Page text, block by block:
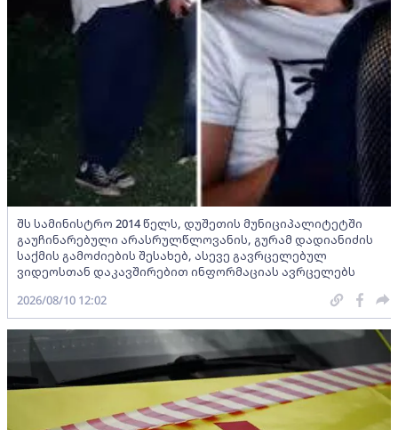
შს სამინისტრო 2014 წელს, დუშეთის მუნიციპალიტეტში
გაუჩინარებული არასრულწლოვანის, გურამ დადიანიძის
საქმის გამოძიების შესახებ, ასევე გავრცელებულ
ვიდეოსთან დაკავშირებით ინფორმაციას ავრცელებს
2026/08/10 12:02